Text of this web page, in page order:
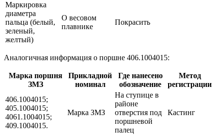
Маркировка
диаметра
пальца (белый,
зеленый,
желтый)
О весовом
плавнике
Покрасить
Аналогичная информация о поршне 406.1004015:
Марка поршня
ЗМЗ
Прикладной
номинал
Где нанесено
обозначение
Метод
регистрации
406.1004015;
405.1004015;
4061.1004015;
409.1004015.
Марка ЗМЗ
На ступице в
районе
отверстия под
поршневой
палец
Кастинг